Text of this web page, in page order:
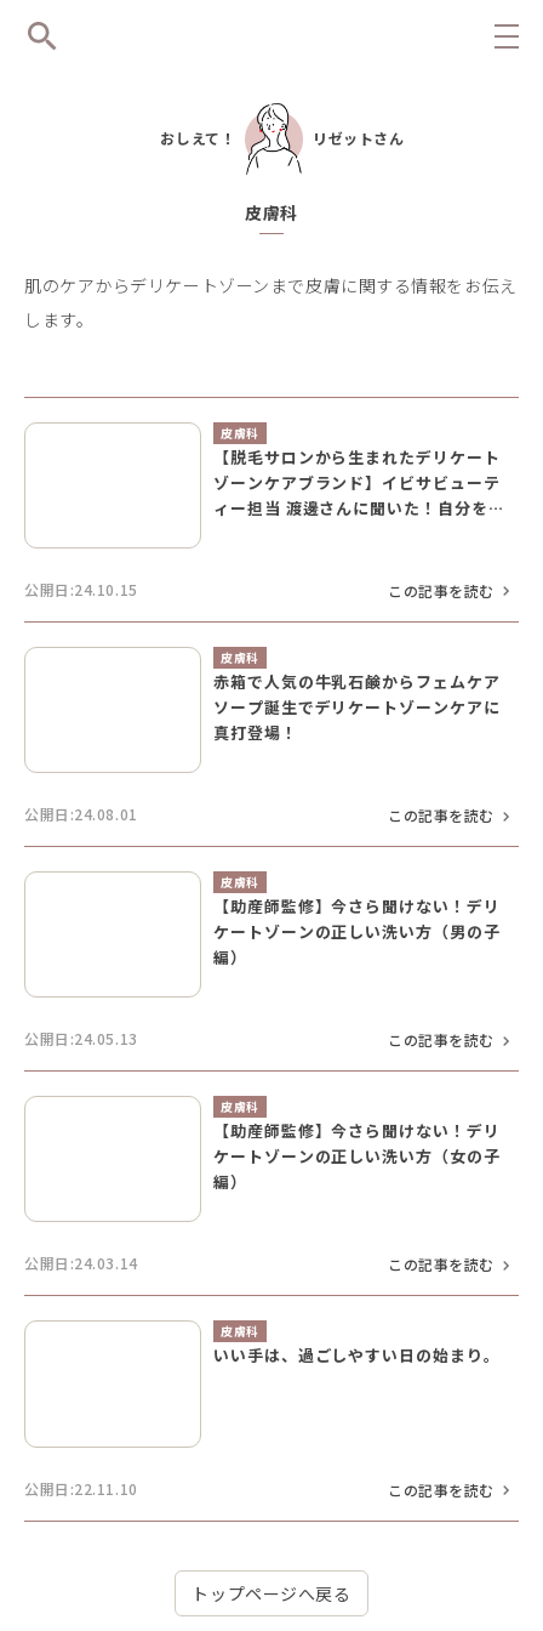
おしえて！ リゼットさん
皮膚科
肌のケアからデリケートゾーンまで皮膚に関する情報をお伝え
します。
皮膚科
【脱毛サロンから生まれたデリケート
ゾーンケアブランド】イビサビューテ
ィー担当 渡邊さんに聞いた！自分を大
公開日:24.10.15 この記事を読む
皮膚科
赤箱で人気の牛乳石鹸からフェムケア
ソープ誕生でデリケートゾーンケアに
真打登場！
公開日:24.08.01 この記事を読む
皮膚科
【助産師監修】今さら聞けない！デリ
ケートゾーンの正しい洗い方（男の子
編）
公開日:24.05.13 この記事を読む
皮膚科
【助産師監修】今さら聞けない！デリ
ケートゾーンの正しい洗い方（女の子
編）
公開日:24.03.14 この記事を読む
皮膚科
いい手は、過ごしやすい日の始まり。
公開日:22.11.10 この記事を読む
トップページへ戻る